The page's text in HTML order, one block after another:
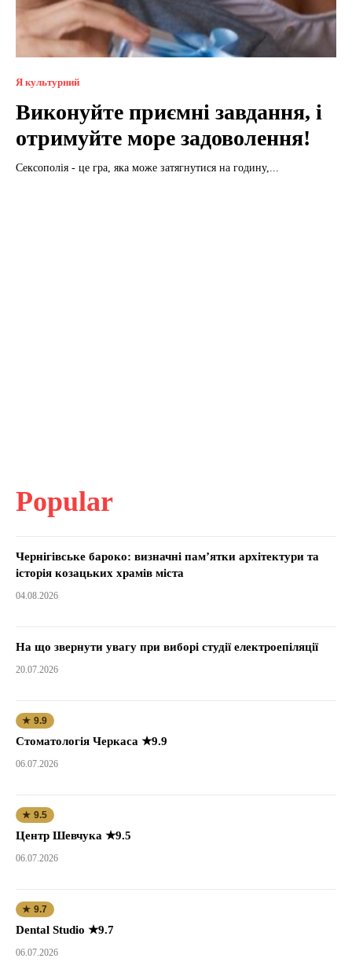
Я культурний
Виконуйте приємні завдання, і
отримуйте море задоволення!
Сексополія - це гра, яка може затягнутися на годину,...
Popular
Чернігівське бароко: визначні пам’ятки архітектури та
історія козацьких храмів міста
04.08.2026
На що звернути увагу при виборі студії електроепіляції
20.07.2026
★ 9.9
Стоматологія Черкаса ★9.9
06.07.2026
★ 9.5
Центр Шевчука ★9.5
06.07.2026
★ 9.7
Dental Studio ★9.7
06.07.2026